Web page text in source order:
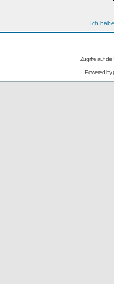
Ich
Zugriffe auf
Powered by